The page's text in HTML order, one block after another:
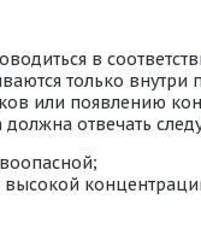
в
только
или появлению
отвечать
высокой